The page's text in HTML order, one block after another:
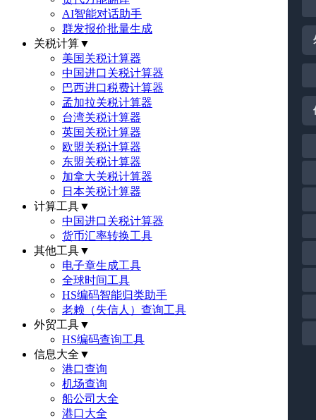
AI智能对话助手
群发报价批量生成
关税计算▼
美国关税计算器
中国进口关税计算器
巴西进口税费计算器
孟加拉关税计算器
台湾关税计算器
英国关税计算器
欧盟关税计算器
东盟关税计算器
加拿大关税计算器
日本关税计算器
计算工具▼
中国进口关税计算器
货币汇率转换工具
其他工具▼
电子章生成工具
全球时间工具
HS编码智能归类助手
老赖（失信人）查询工具
外贸工具▼
HS编码查询工具
信息大全 ▼
港口查询
机场查询
船公司大全
港口大全